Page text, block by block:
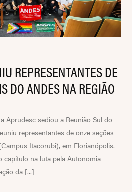
REPRESENTANTES DE
DO ANDES NA REGIÃO
Aprudesc sediou a Reunião Sul do
representantes de onze seções
Itacorubi), em Florianópolis.
capítulo na luta pela Autonomia
da [...]